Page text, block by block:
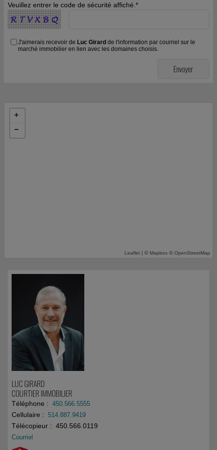
Veuillez entrer le code de sécurité affiché.*
J'aimerais recevoir de Luc Girard de l'information par courriel sur le
marché immobilier en lien avec les domaines choisis.
Leaflet | © Mapbox © OpenStreetMap
LUC GIRARD
COURTIER IMMOBILIER
Téléphone : 450.566.5555
Cellulaire : 514.887.9419
Télécopieur : 450.566.0119
Courriel